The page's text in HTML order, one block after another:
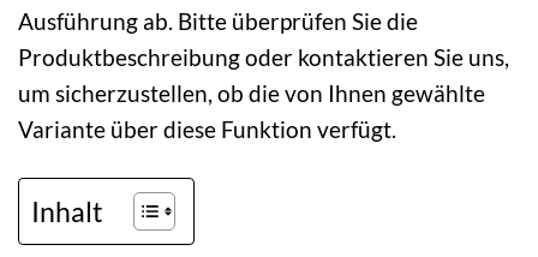
Ausführung ab. Bitte überprüfen Sie die
Produktbeschreibung oder kontaktieren Sie uns,
um sicherzustellen, ob die von Ihnen gewählte
Variante über diese Funktion verfügt.
Inhalt